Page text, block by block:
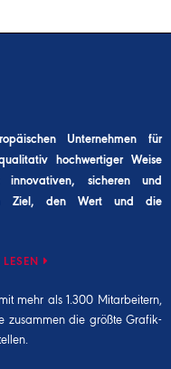
Unternehmen für
hochwertiger Weise
sicheren und
Ziel, den Wert und die
LESEN
mehr als 1.300 Mitarbeitern,
zusammen die größte Grafik-